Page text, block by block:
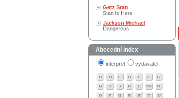
Getz Stan
Stan Is Here
Jackson Michael
Dangerous
Abecední index
interpret vydavatel